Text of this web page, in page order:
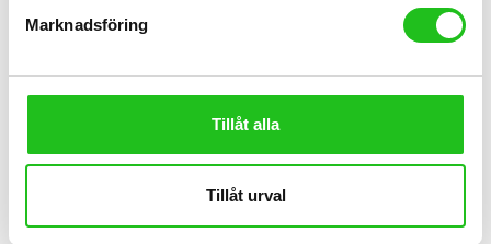
Marknadsföring
Tillåt alla
Tillåt urval